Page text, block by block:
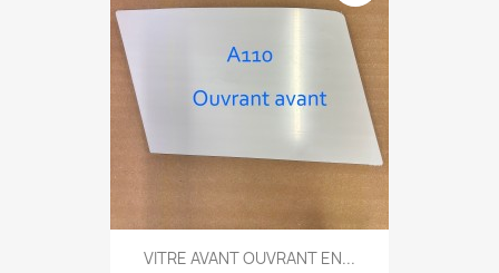
VITRE AVANT OUVRANT EN...